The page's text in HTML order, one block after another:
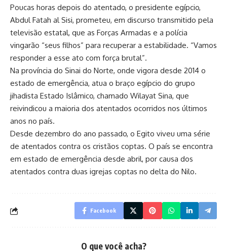
Poucas horas depois do atentado, o presidente egípcio,
Abdul Fatah al Sisi, prometeu, em discurso transmitido pela
televisão estatal, que as Forças Armadas e a polícia
vingarão “seus filhos” para recuperar a estabilidade. “Vamos
responder a esse ato com força brutal”.
Na província do Sinai do Norte, onde vigora desde 2014 o
estado de emergência, atua o braço egípcio do grupo
jihadista Estado Islâmico, chamado Wilayat Sina, que
reivindicou a maioria dos atentados ocorridos nos últimos
anos no país.
Desde dezembro do ano passado, o Egito viveu uma série
de atentados contra os cristãos coptas. O país se encontra
em estado de emergência desde abril, por causa dos
atentados contra duas igrejas coptas no delta do Nilo.
Facebook
O que você acha?